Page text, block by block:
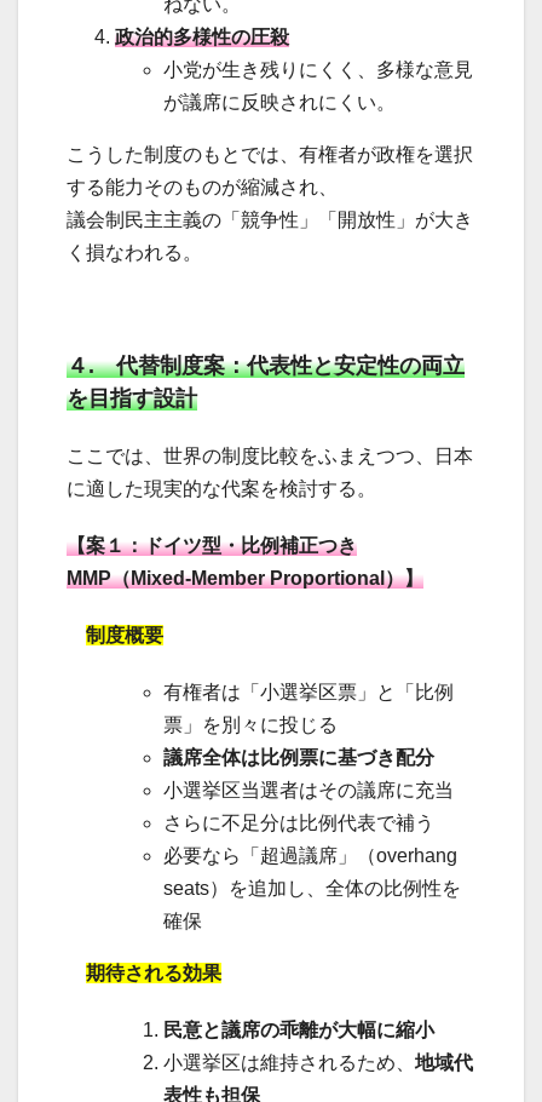
ねない。
政治的多様性の圧殺
小党が生き残りにくく、多様な意見
が議席に反映されにくい。
こうした制度のもとでは、有権者が政権を選択
する能力そのものが縮減され、
議会制民主主義の「競争性」「開放性」が大き
く損なわれる。
４. 代替制度案：代表性と安定性の両立
を目指す設計
ここでは、世界の制度比較をふまえつつ、日本
に適した現実的な代案を検討する。
【案１：ドイツ型・比例補正つき
MMP（Mixed-Member Proportional）】
制度概要
有権者は「小選挙区票」と「比例
票」を別々に投じる
議席全体は比例票に基づき配分
小選挙区当選者はその議席に充当
さらに不足分は比例代表で補う
必要なら「超過議席」（overhang
seats）を追加し、全体の比例性を
確保
期待される効果
民意と議席の乖離が大幅に縮小
小選挙区は維持されるため、 地域代
表性も担保